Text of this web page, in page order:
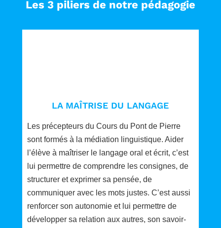
Les 3 piliers de notre pédagogie
LA MAÎTRISE DU LANGAGE
Les précepteurs du Cours du Pont de Pierre
sont formés à la médiation linguistique. Aider
l’élève à maîtriser le langage oral et écrit, c’est
lui permettre de comprendre les consignes, de
structurer et exprimer sa pensée, de
communiquer avec les mots justes. C’est aussi
renforcer son autonomie et lui permettre de
développer sa relation aux autres, son savoir-